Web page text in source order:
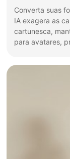
Converta suas
IA exagera as
cartunesca,
para avatares,